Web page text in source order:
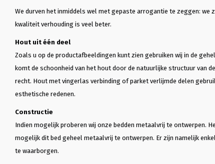
We durven het inmiddels wel met gepaste arrogantie te zeggen: we
kwaliteit verhouding is veel beter.
Hout uit één deel
Zoals u op de productafbeeldingen kunt zien gebruiken wij in de
komt de schoonheid van het hout door de natuurlijke structuur van
recht. Hout met vingerlas verbinding of parket verlijmde delen
esthetische redenen.
Constructie
Indien mogelijk proberen wij onze bedden metaalvrij te ontwerpen.
mogelijk dit bed geheel metaalvrij te ontwerpen. Er zijn namelijk
te waarborgen.
number of
was
high
me
J Joost Boermans
Een absolute aanrader!
Een absolute aanrader!Zeer goede
ook belangrijk een prachtig en
zeer kwalitatief product! Denkt
2
2